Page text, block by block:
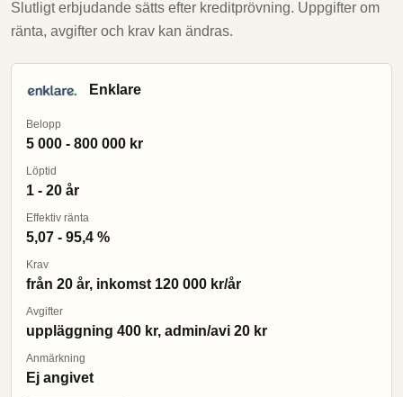
Slutligt erbjudande sätts efter kreditprövning. Uppgifter om
ränta, avgifter och krav kan ändras.
Enklare
Belopp
5 000 - 800 000 kr
Löptid
1 - 20 år
Effektiv ränta
5,07 - 95,4 %
Krav
från 20 år, inkomst 120 000 kr/år
Avgifter
uppläggning 400 kr, admin/avi 20 kr
Anmärkning
Ej angivet